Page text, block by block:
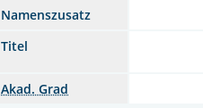
Namenszusatz
Titel
Akad. Grad